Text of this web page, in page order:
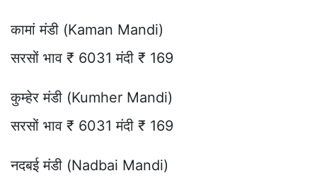
कामां मंडी (Kaman Mandi)
सरसों भाव ₹ 6031 मंदी ₹ 169
कुम्हेर मंडी (Kumher Mandi)
सरसों भाव ₹ 6031 मंदी ₹ 169
नदबई मंडी (Nadbai Mandi)